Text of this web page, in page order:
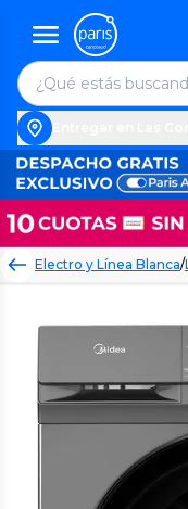
Electro y Línea Blanca/